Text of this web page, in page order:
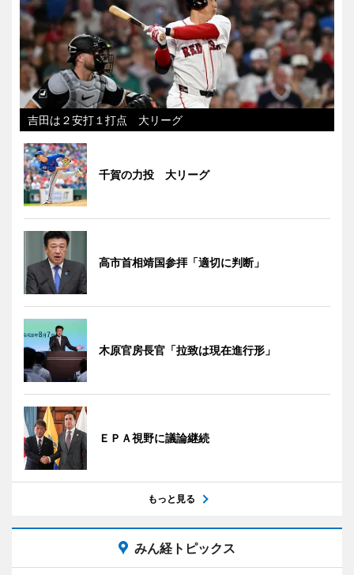
吉田は２安打１打点 大リーグ
千賀の力投 大リーグ
高市首相靖国参拝「適切に判断」
木原官房長官「拉致は現在進行形」
ＥＰＡ視野に議論継続
もっと見る
みん経トピックス